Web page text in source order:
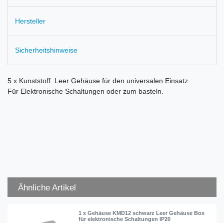
Hersteller
Sicherheitshinweise
5 x Kunststoff Leer Gehäuse für den universalen Einsatz.
Für Elektronische Schaltungen oder zum basteln.
Ähnliche Artikel
1 x Gehäuse KMD12 schwarz Leer Gehäuse Box
für elektronische Schaltungen IP20